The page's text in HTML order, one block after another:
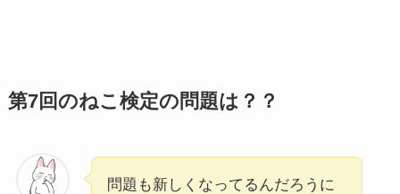
第7回のねこ検定の問題は？？
問題も新しくなってるんだろうに